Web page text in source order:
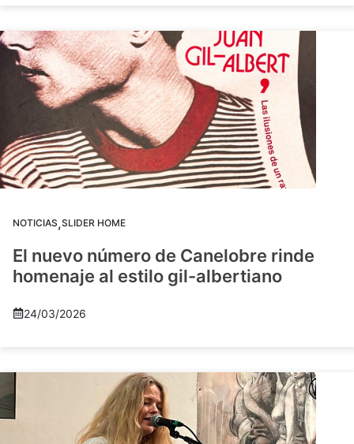
NOTICIAS,SLIDER HOME
El nuevo número de Canelobre rinde
homenaje al estilo gil-albertiano
24/03/2026